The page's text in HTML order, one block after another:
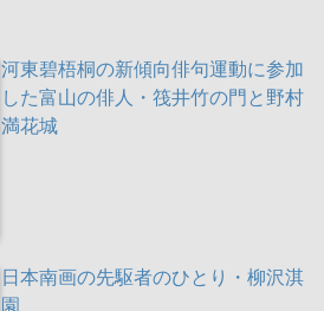
河東碧梧桐の新傾向俳句運動に参加
した富山の俳人・筏井竹の門と野村
満花城
日本南画の先駆者のひとり・柳沢淇
園